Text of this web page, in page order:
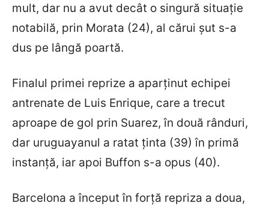
mult, dar nu a avut decât o singură situație
notabilă, prin Morata (24), al cărui șut s-a
dus pe lângă poartă.
Finalul primei reprize a aparținut echipei
antrenate de Luis Enrique, care a trecut
aproape de gol prin Suarez, în două rânduri,
dar uruguayanul a ratat ținta (39) în primă
instanță, iar apoi Buffon s-a opus (40).
Barcelona a început în forță repriza a doua,